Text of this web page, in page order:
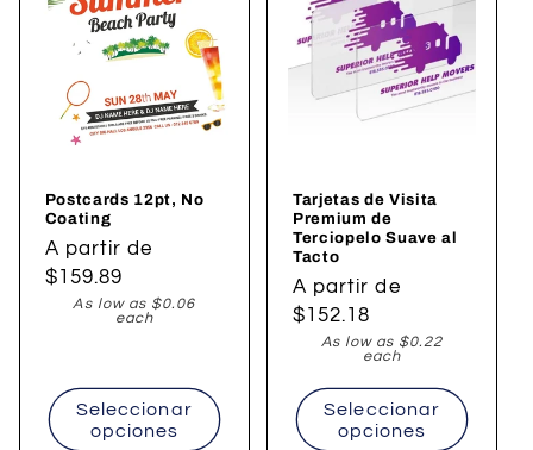
Postcards 12pt, No
Coating
Precio
habitual
A partir de
$159.89
As low as $0.06
each
Seleccionar
opciones
Tarjetas de Visita
Premium de
Terciopelo Suave al
Tacto
Precio
habitual
A partir de
$152.18
As low as $0.22
each
Seleccionar
opciones